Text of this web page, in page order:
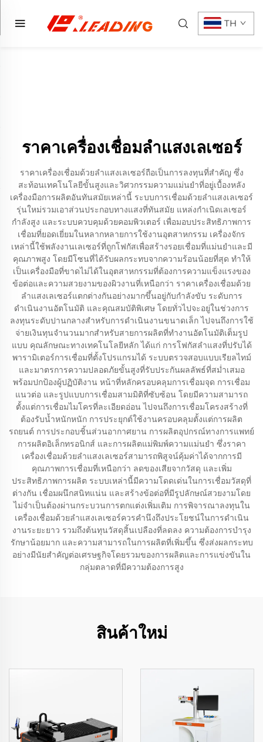
TH
ราคาเครื่องเชื่อมลำแสงเลเซอร์
ราคาเครื่องเชื่อมด้วยลำแสงเลเซอร์ถือเป็นการลงทุนที่สำคัญ ซึ่ง
สะท้อนเทคโนโลยีขั้นสูงและวิศวกรรมความแม่นยำที่อยู่เบื้องหลัง
เครื่องมือการผลิตอันทันสมัยเหล่านี้ ระบบการเชื่อมด้วยลำแสงเลเซอร์
รุ่นใหม่รวมเอาส่วนประกอบทางแสงที่ทันสมัย แหล่งกำเนิดเลเซอร์
กำลังสูง และระบบควบคุมด้วยคอมพิวเตอร์ เพื่อมอบประสิทธิภาพการ
เชื่อมที่ยอดเยี่ยมในหลากหลายการใช้งานอุตสาหกรรม เครื่องจักร
เหล่านี้ใช้พลังงานเลเซอร์ที่ถูกโฟกัสเพื่อสร้างรอยเชื่อมที่แม่นยำและมี
คุณภาพสูง โดยมีโซนที่ได้รับผลกระทบจากความร้อนน้อยที่สุด ทำให้
เป็นเครื่องมือที่ขาดไม่ได้ในอุตสาหกรรมที่ต้องการความแข็งแรงของ
ข้อต่อและความสวยงามของผิวงานที่เหนือกว่า ราคาเครื่องเชื่อมด้วย
ลำแสงเลเซอร์แตกต่างกันอย่างมากขึ้นอยู่กับกำลังขับ ระดับการ
ดำเนินงานอัตโนมัติ และคุณสมบัติพิเศษ โดยทั่วไปจะอยู่ในช่วงการ
ลงทุนระดับปานกลางสำหรับการดำเนินงานขนาดเล็ก ไปจนถึงการใช้
จ่ายเงินทุนจำนวนมากสำหรับสายการผลิตที่ทำงานอัตโนมัติเต็มรูป
แบบ คุณลักษณะทางเทคโนโลยีหลัก ได้แก่ การโฟกัสลำแสงที่ปรับได้
พารามิเตอร์การเชื่อมที่ตั้งโปรแกรมได้ ระบบตรวจสอบแบบเรียลไทม์
และมาตรการความปลอดภัยขั้นสูงที่รับประกันผลลัพธ์ที่สม่ำเสมอ
พร้อมปกป้องผู้ปฏิบัติงาน หน้าที่หลักครอบคลุมการเชื่อมจุด การเชื่อม
แนวต่อ และรูปแบบการเชื่อมสามมิติที่ซับซ้อน โดยมีความสามารถ
ตั้งแต่การเชื่อมไมโครที่ละเอียดอ่อน ไปจนถึงการเชื่อมโครงสร้างที่
ต้องรับน้ำหนักหนัก การประยุกต์ใช้งานครอบคลุมตั้งแต่การผลิต
รถยนต์ การประกอบชิ้นส่วนอากาศยาน การผลิตอุปกรณ์ทางการแพทย์
การผลิตอิเล็กทรอนิกส์ และการผลิตแม่พิมพ์ความแม่นยำ ซึ่งราคา
เครื่องเชื่อมด้วยลำแสงเลเซอร์สามารถพิสูจน์คุ้มค่าได้จากการมี
คุณภาพการเชื่อมที่เหนือกว่า ลดของเสียจากวัสดุ และเพิ่ม
ประสิทธิภาพการผลิต ระบบเหล่านี้มีความโดดเด่นในการเชื่อมวัสดุที่
ต่างกัน เชื่อมผนึกสนิทแน่น และสร้างข้อต่อที่มีรูปลักษณ์สวยงามโดย
ไม่จำเป็นต้องผ่านกระบวนการตกแต่งเพิ่มเติม การพิจารณาลงทุนใน
เครื่องเชื่อมด้วยลำแสงเลเซอร์ควรคำนึงถึงประโยชน์ในการดำเนิน
งานระยะยาว รวมถึงต้นทุนวัสดุสิ้นเปลืองที่ลดลง ความต้องการบำรุง
รักษาน้อยมาก และความสามารถในการผลิตที่เพิ่มขึ้น ซึ่งส่งผลกระทบ
อย่างมีนัยสำคัญต่อเศรษฐกิจโดยรวมของการผลิตและการแข่งขันใน
กลุ่มตลาดที่มีความต้องการสูง
สินค้าใหม่